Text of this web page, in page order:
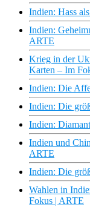
Indien: Hass
Indien:
ARTE
Krieg in der
Karten – Im
Indien: Die
Indien: Die
Indien:
Indien und
ARTE
Indien: Die
Wahlen in
Fokus | ARTE